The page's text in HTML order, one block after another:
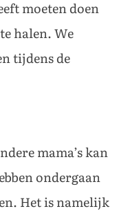
moeten doen
halen. We
tijdens de
mama’s kan
ondergaan
Het is namelijk